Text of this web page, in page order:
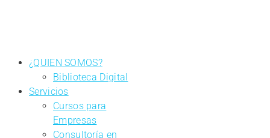
¿QUIEN SOMOS?
Biblioteca Digital
Servicios
Cursos para
Empresas
Consultoría en